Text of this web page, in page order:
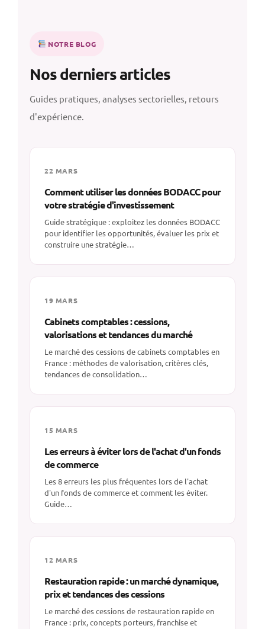
NOTRE BLOG
Nos derniers articles
Guides pratiques, analyses sectorielles, retours
d'expérience.
22 MARS
Comment utiliser les données BODACC pour
votre stratégie d'investissement
Guide stratégique : exploitez les données BODACC
pour identifier les opportunités, évaluer les prix et
construire une stratégie…
19 MARS
Cabinets comptables : cessions,
valorisations et tendances du marché
Le marché des cessions de cabinets comptables en
France : méthodes de valorisation, critères clés,
tendances de consolidation…
15 MARS
Les erreurs à éviter lors de l'achat d'un fonds
de commerce
Les 8 erreurs les plus fréquentes lors de l'achat
d'un fonds de commerce et comment les éviter.
Guide…
12 MARS
Restauration rapide : un marché dynamique,
prix et tendances des cessions
Le marché des cessions de restauration rapide en
France : prix, concepts porteurs, franchise et